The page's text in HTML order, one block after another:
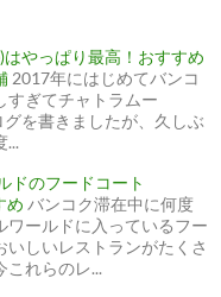
やっぱり最高！おすすめ
2017年にはじめてバンコ
すぎてチャトラムー
を書きましたが、久しぶ
...
ドのフードコート
め バンコク滞在中に何度
ワールドに入っているフー
いしいレストランがたくさ
これらのレ...